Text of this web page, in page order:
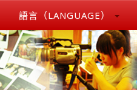
語言（LANGUAGE）